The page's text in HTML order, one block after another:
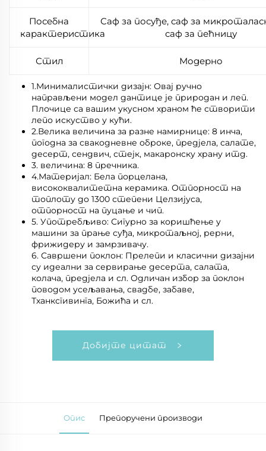
Посебна
карактеристика
Саф за посуђе, саф за
саф за пећницу
Стил Модерно
1.Минималистички дизајн: Овај ручно
направљени модел дантице је природан и леп.
Плочице са вашим укусном храном ће створити
лепо искуство у кући.
2.Велика величина за разне намирнице: 8 инча,
погодна за свакодневне оброке, предјела, салате,
десерт, сендвич, стејк, макаронску храну итд.
3. величина: 8 пречника.
4.Материјал: Бела порцелана,
висококвалитетна керамика. Отпорност на
топлоту до 1300 степени Целзијуса,
отпорност на пуцање и чип.
5. Употребљиво: Сигурно за коришћење у
машини за прање суђа, микротаљној, рерни,
фрижидеру и замрзивачу.
6. Савршени поклон: Прелепи и класични дизајни
су идеални за сервирање десерта, салата,
колача, предјела и сл. Одличан избор за поклон
поводом усељавања, свадбе, забаве,
Тханксгивинга, Божића и сл.
Добијте цитат
Опис Препоручени производи